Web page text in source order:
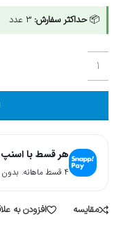
📦حداکثر سفارش:
هر قسط با
۴ قسط ماهانه. بدون سود، چک و ضامن.
مقایسه افزودن به